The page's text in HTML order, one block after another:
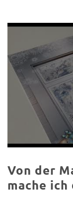
Von der
mache ich